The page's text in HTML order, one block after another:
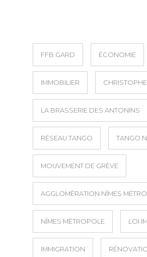
FFB GARD ÉCONOMIE
IMMOBILIER
LA BRASSERIE DES ANTONINS
RÉSEAU TANGO TANGO
MOUVEMENT DE GRÈVE
AGGLOMÉRATION NÎMES
NÎMES MÉTROPOLE LOI
IMMIGRATION